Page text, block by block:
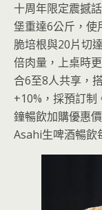
十周年限定震撼
堡重達6公斤，使
脆培根與20片切
倍肉量，上桌時
合6至8人共享，
+10%，採預訂
鐘暢飲加購優惠
Asahi生啤酒暢飲